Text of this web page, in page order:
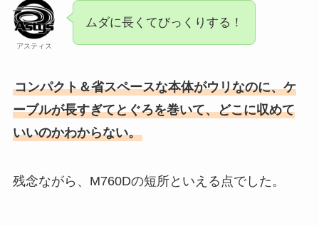
アスティス
ムダに長くてびっくりする！
コンパクト＆省スペースな本体がウリなのに、ケ
ーブルが長すぎてとぐろを巻いて、どこに収めて
いいのかわからない。
残念ながら、M760Dの短所といえる点でした。